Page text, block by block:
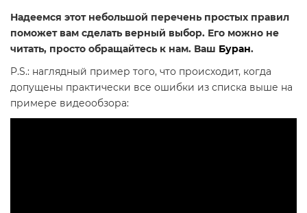
Надеемся этот небольшой перечень простых правил
поможет вам сделать верный выбор. Его можно не
читать, просто обращайтесь к нам. Ваш Буран.
P.S.: наглядный пример того, что происходит, когда
допущены практически все ошибки из списка выше на
примере видеообзора: